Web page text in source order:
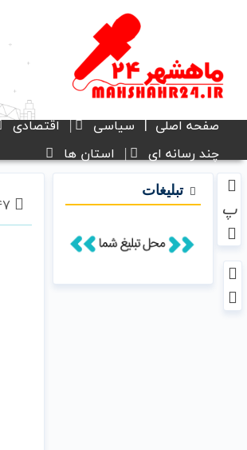
صفحه اصلی سیاسی اقتصادی
چند رسانه ای
استان ها
پ
تبلیغات